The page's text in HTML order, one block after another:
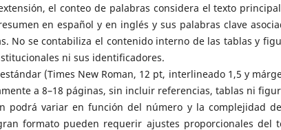
el conteo de palabras considera el texto
en español y en inglés y sus palabras clave
No se contabiliza el contenido interno de las tablas y
ni sus identificadores.
(Times New Roman, 12 pt, interlineado 1,5 y
a 8–18 páginas, sin incluir referencias, tablas ni
podrá variar en función del número y la complejidad
formato pueden requerir ajustes proporcionales del